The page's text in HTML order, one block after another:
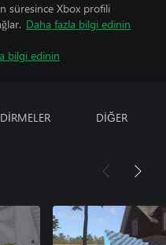
süresince Xbox profili
Daha fazla bilgi edinin
bilgi edinin
DİĞER